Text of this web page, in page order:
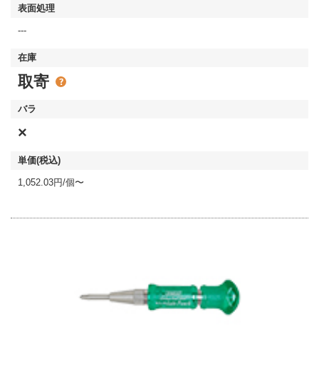
---
取寄
×
1,052.03円/個〜